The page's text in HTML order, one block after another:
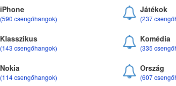
iPhone
(590 csengőhangok)
Játékok
(237
Klasszikus
(143 csengőhangok)
Komédia
(335
Nokia
(114 csengőhangok)
Ország
(607